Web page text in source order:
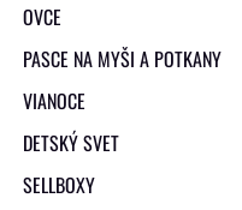
OVCE
PASCE NA MYŠI A POTKANY
VIANOCE
DETSKÝ SVET
SELLBOXY